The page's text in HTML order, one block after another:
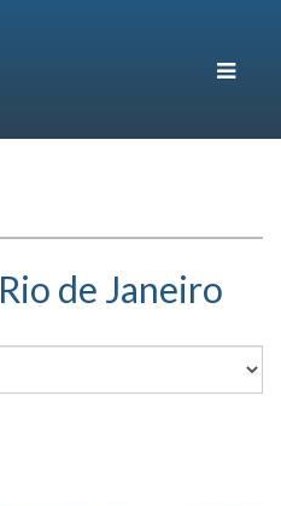
Toggle
Rio de Janeiro